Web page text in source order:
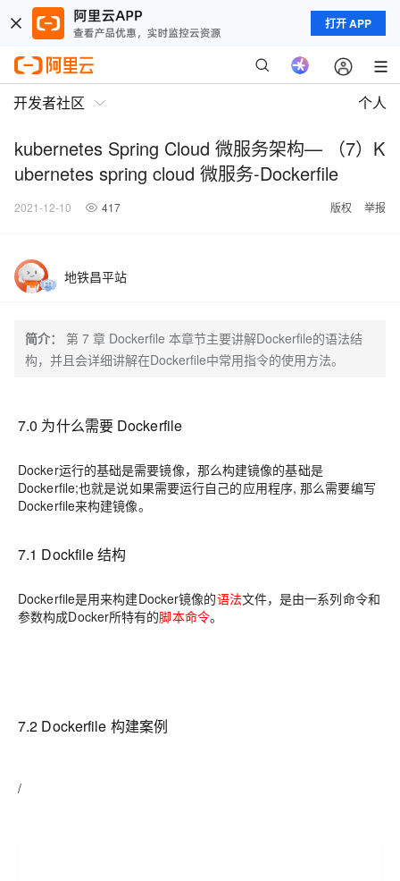
打开 APP
开发者社区 个人
kubernetes Spring Cloud 微服务架构— （7）K
ubernetes spring cloud 微服务-Dockerfile
2021-12-10 417 版权 举报
地铁昌平站
简介：
第 7 章 Dockerfile 本章节主要讲解Dockerfile的语法结
构，并且会详细讲解在Dockerfile中常用指令的使用方法。
7.0 为什么需要Dockerfile
Docker运行的基础是需要镜像，那么构建镜像的基础是
Dockerfile;也就是说如果需要运行自己的应用程序,那么需要编写
Dockerfile来构建镜像。
7.1 Dockfile结构
Dockerfile是用来构建Docker镜像的语法文件，是由一系列命令和
参数构成Docker所特有的脚本命令。
7.2 Dockerfile 构建案例
/